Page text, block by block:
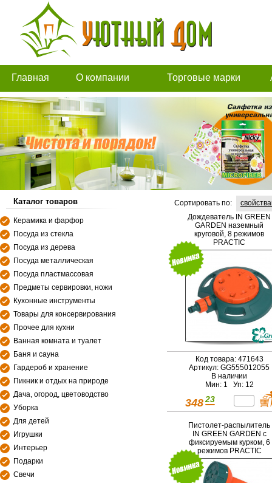
Главная О компании Торговые марки
Каталог товаров
Керамика и фарфор
Посуда из стекла
Посуда из дерева
Посуда металлическая
Посуда пластмассовая
Предметы сервировки, ножи
Кухонные инструменты
Товары для консервирования
Прочее для кухни
Ванная комната и туалет
Баня и сауна
Гардероб и хранение
Пикник и отдых на природе
Дача, огород, цветоводство
Уборка
Для детей
Игрушки
Интерьер
Подарки
Свечи
Сортировать по:
Дождеватель IN GREEN
GARDEN наземный
круговой, 8 режимов
PRACTIC
Код товара: 471643
Артикул: GG555012055
В наличии
Мин: 1 Уп: 12
348 23
Пистолет-распылитель
IN GREEN GARDEN с
фиксируемым курком, 6
режимов PRACTIC